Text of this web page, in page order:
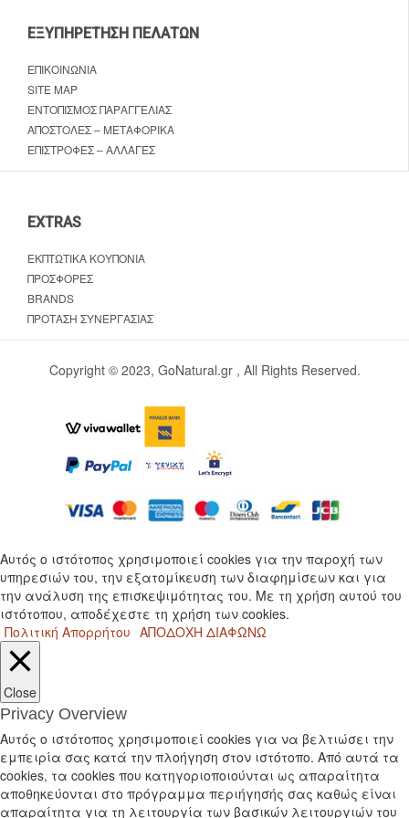
ΕΞΥΠΗΡΈΤΗΣΗ ΠΕΛΑΤΏΝ
ΕΠΙΚΟΙΝΩΝΊΑ
SITE MAP
ΕΝΤΟΠΙΣΜΌΣ ΠΑΡΑΓΓΕΛΊΑΣ
ΑΠΟΣΤΟΛΈΣ – ΜΕΤΑΦΟΡΙΚΆ
ΕΠΙΣΤΡΟΦΈΣ – ΑΛΛΑΓΈΣ
EXTRAS
ΕΚΠΤΩΤΙΚΆ ΚΟΥΠΌΝΙΑ
ΠΡΟΣΦΟΡΈΣ
BRANDS
ΠΡΌΤΑΣΗ ΣΥΝΕΡΓΑΣΊΑΣ
Copyright © 2023, GoNatural.gr , All Rights Reserved.
Αυτός ο ιστότοπος χρησιμοποιεί cookies για την παροχή των
υπηρεσιών του, την εξατομίκευση των διαφημίσεων και για
την ανάλυση της επισκεψιμότητας του. Με τη χρήση αυτού του
ιστότοπου, αποδέχεστε τη χρήση των cookies.
Πολιτική Απορρήτου ΑΠΟΔΟΧΗ ΔΙΑΦΩΝΩ
Close
Privacy Overview
Αυτός ο ιστότοπος χρησιμοποιεί cookies για να βελτιώσει την
εμπειρία σας κατά την πλοήγηση στον ιστότοπο. Από αυτά τα
cookies, τα cookies που κατηγοριοποιούνται ως απαραίτητα
αποθηκεύονται στο πρόγραμμα περιήγησής σας καθώς είναι
απαραίτητα για τη λειτουργία των βασικών λειτουργιών του